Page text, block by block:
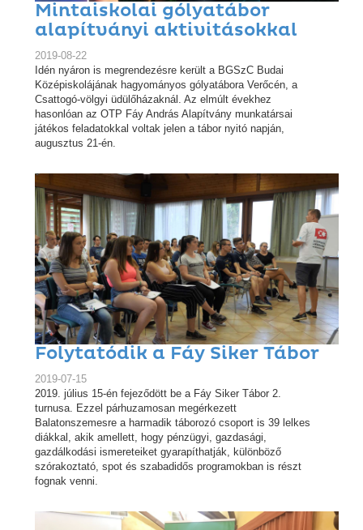
Mintaiskolai gólyatábor
alapítványi aktivitásokkal
2019-08-22
Idén nyáron is megrendezésre került a BGSzC Budai
Középiskolájának hagyományos gólyatábora Verőcén, a
Csattogó-völgyi üdülőházaknál. Az elmúlt évekhez
hasonlóan az OTP Fáy András Alapítvány munkatársai
játékos feladatokkal voltak jelen a tábor nyitó napján,
augusztus 21-én.
Folytatódik a Fáy Siker Tábor
2019-07-15
2019. július 15-én fejeződött be a Fáy Siker Tábor 2.
turnusa. Ezzel párhuzamosan megérkezett
Balatonszemesre a harmadik táborozó csoport is 39 lelkes
diákkal, akik amellett, hogy pénzügyi, gazdasági,
gazdálkodási ismereteiket gyarapíthatják, különböző
szórakoztató, spot és szabadidős programokban is részt
fognak venni.